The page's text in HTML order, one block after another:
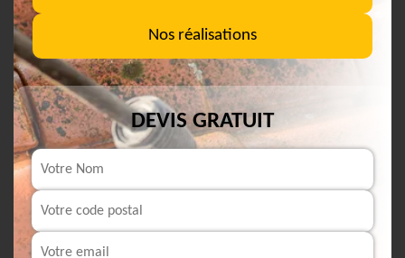
Nos réalisations
DEVIS GRATUIT